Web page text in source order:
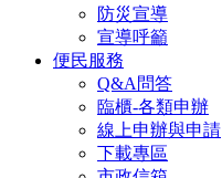
防災宣導
宣導呼籲
便民服務
Q&A問答
臨櫃-各類申辦
線上申辦與申請
下載專區